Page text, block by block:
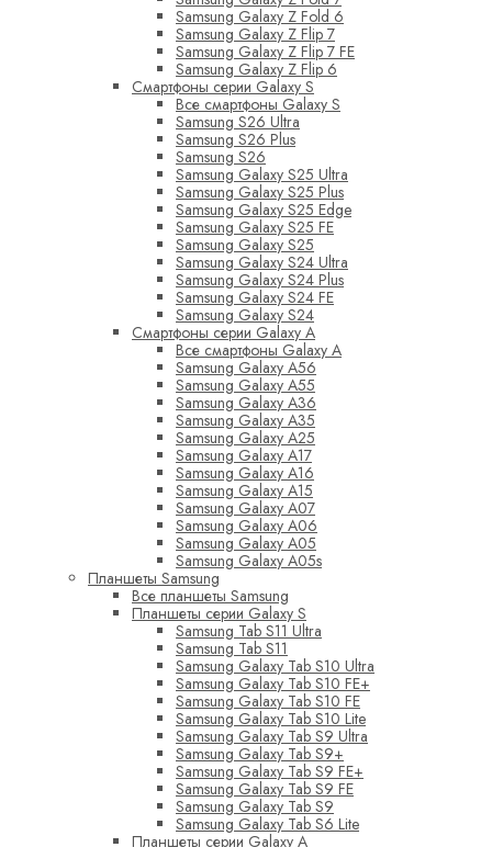
Samsung Galaxy Z Fold 6
Samsung Galaxy Z Flip 7
Samsung Galaxy Z Flip 7 FE
Samsung Galaxy Z Flip 6
Смартфоны серии Galaxy S
Все смартфоны Galaxy S
Samsung S26 Ultra
Samsung S26 Plus
Samsung S26
Samsung Galaxy S25 Ultra
Samsung Galaxy S25 Plus
Samsung Galaxy S25 Edge
Samsung Galaxy S25 FE
Samsung Galaxy S25
Samsung Galaxy S24 Ultra
Samsung Galaxy S24 Plus
Samsung Galaxy S24 FE
Samsung Galaxy S24
Смартфоны серии Galaxy A
Все смартфоны Galaxy A
Samsung Galaxy A56
Samsung Galaxy A55
Samsung Galaxy A36
Samsung Galaxy A35
Samsung Galaxy A25
Samsung Galaxy A17
Samsung Galaxy A16
Samsung Galaxy A15
Samsung Galaxy A07
Samsung Galaxy A06
Samsung Galaxy A05
Samsung Galaxy A05s
Планшеты Samsung
Все планшеты Samsung
Планшеты серии Galaxy S
Samsung Tab S11 Ultra
Samsung Tab S11
Samsung Galaxy Tab S10 Ultra
Samsung Galaxy Tab S10 FE+
Samsung Galaxy Tab S10 FE
Samsung Galaxy Tab S10 Lite
Samsung Galaxy Tab S9 Ultra
Samsung Galaxy Tab S9+
Samsung Galaxy Tab S9 FE+
Samsung Galaxy Tab S9 FE
Samsung Galaxy Tab S9
Samsung Galaxy Tab S6 Lite
Планшеты серии Galaxy A